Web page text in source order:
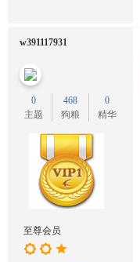
w391117931
0
主题
468
狗粮
0
精华
至尊会员